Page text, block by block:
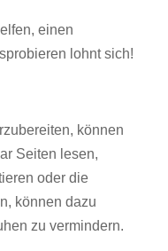
einen
lohnt sich!
können
Seiten lesen,
oder die
können dazu
zu vermindern.